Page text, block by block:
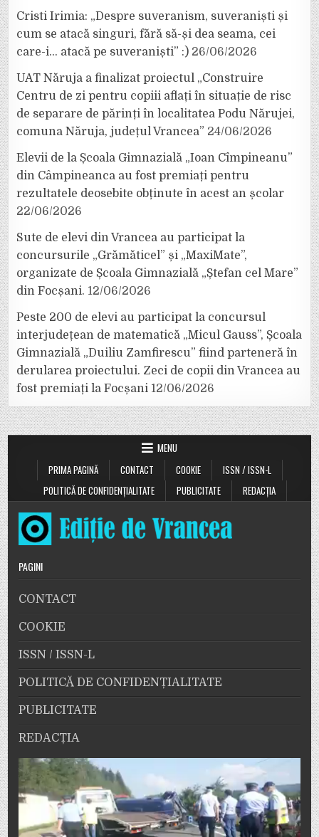
Cristi Irimia: „Despre suveranism, suveraniști și
cum se atacă singuri, fără să-și dea seama, cei
care-i… atacă pe suveraniști” :) 26/06/2026
UAT Năruja a finalizat proiectul „Construire
Centru de zi pentru copiii aflați în situație de risc
de separare de părinți în localitatea Podu Nărujei,
comuna Năruja, județul Vrancea” 24/06/2026
Elevii de la Școala Gimnazială „Ioan Cîmpineanu”
din Câmpineanca au fost premiați pentru
rezultatele deosebite obținute în acest an școlar
22/06/2026
Sute de elevi din Vrancea au participat la
concursurile „Grămăticel” și „MaxiMate”,
organizate de Școala Gimnazială „Ștefan cel Mare”
din Focșani. 12/06/2026
Peste 200 de elevi au participat la concursul
interjudețean de matematică „Micul Gauss”, Școala
Gimnazială „Duiliu Zamfirescu” fiind parteneră în
derularea proiectului. Zeci de copii din Vrancea au
fost premiați la Focșani 12/06/2026
MENU
PRIMA PAGINĂ
CONTACT COOKIE
ISSN / ISSN-L
POLITICĂ DE CONFIDENȚIALITATE
PUBLICITATE REDACȚIA
PAGINI
CONTACT
COOKIE
ISSN / ISSN-L
POLITICĂ DE CONFIDENȚIALITATE
PUBLICITATE
REDACȚIA